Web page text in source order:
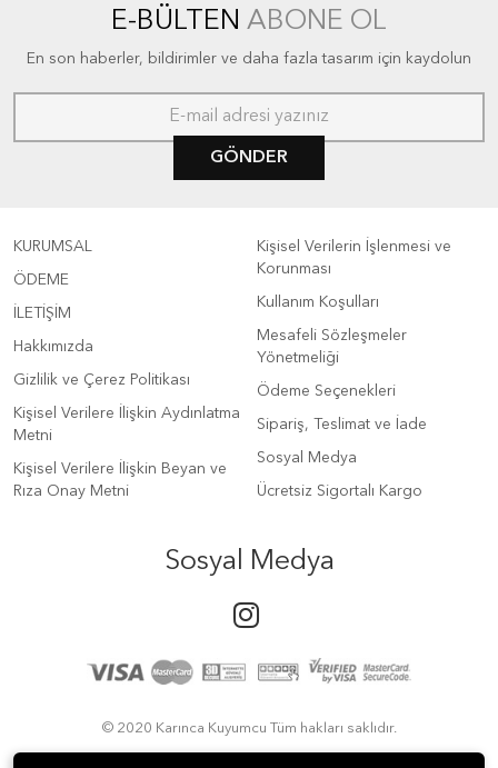
E-BÜLTEN ABONE OL
En son haberler, bildirimler ve daha fazla tasarım için kaydolun
GÖNDER
KURUMSAL
ÖDEME
İLETİŞİM
Hakkımızda
Gizlilik ve Çerez Politikası
Kişisel Verilere İlişkin Aydınlatma
Metni
Kişisel Verilere İlişkin Beyan ve
Rıza Onay Metni
Kişisel Verilerin İşlenmesi ve
Korunması
Kullanım Koşulları
Mesafeli Sözleşmeler
Yönetmeliği
Ödeme Seçenekleri
Sipariş, Teslimat ve İade
Sosyal Medya
Ücretsiz Sigortalı Kargo
Sosyal Medya
© 2020 Karınca Kuyumcu Tüm hakları saklıdır.